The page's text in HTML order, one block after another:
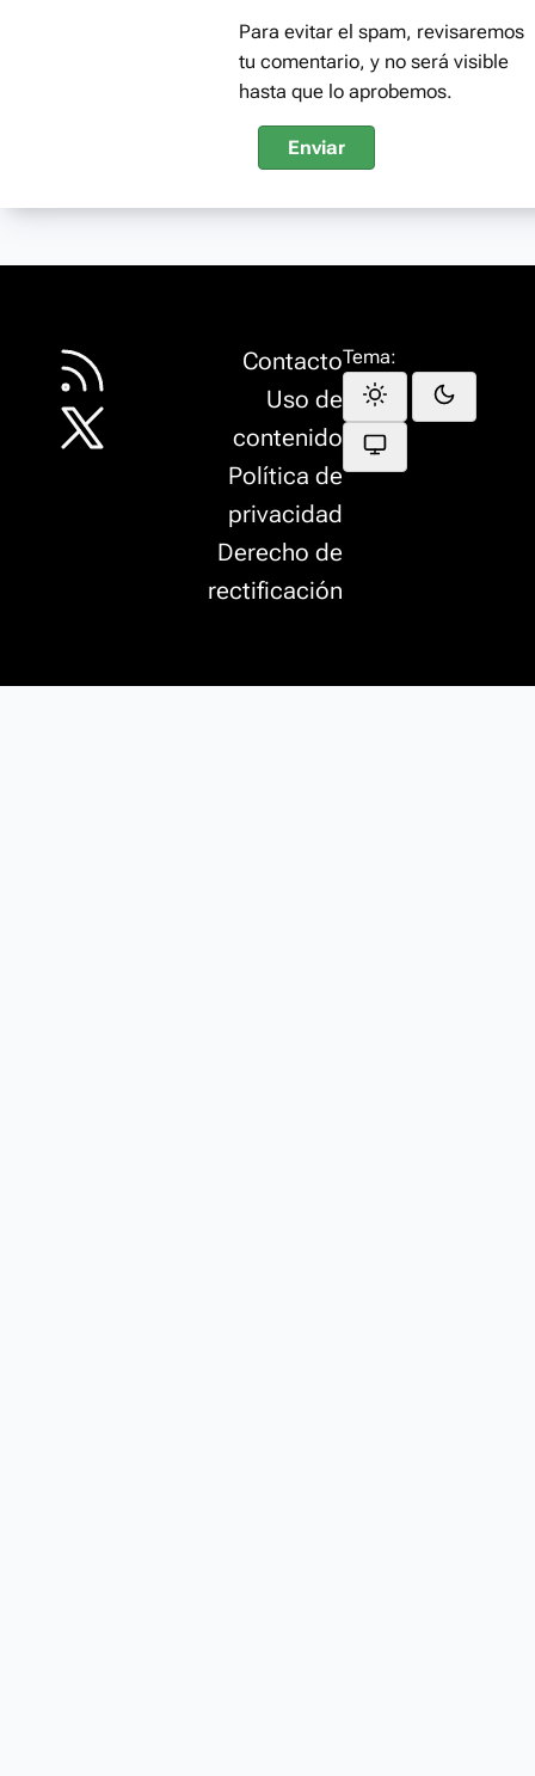
Para evitar el spam, revisaremos
tu comentario, y no será visible
hasta que lo aprobemos.
Enviar
Contacto
Uso de
contenido
Política de
privacidad
Derecho de
rectificación
Tema: